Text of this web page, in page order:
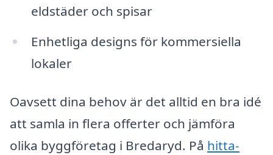
eldstäder och spisar
Enhetliga designs för kommersiella
lokaler
Oavsett dina behov är det alltid en bra idé
att samla in flera offerter och jämföra
olika byggföretag i Bredaryd. På hitta-